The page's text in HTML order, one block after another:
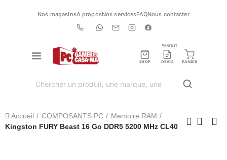
Nos magasinsA proposNos servicesFAQNous contacter
SHOP DEVIS
GRATUIT
PANIER
Accueil COMPOSANTS PC
Memoire RAM
Kingston FURY Beast 16 Go DDR5 5200 MHz CL40